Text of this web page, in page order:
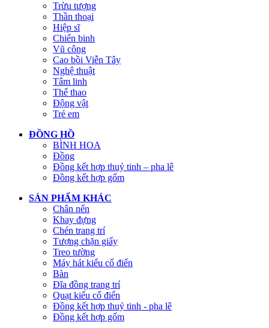
Trừu tượng
Thần thoại
Hiệp sĩ
Chiến binh
Vũ công
Cao bồi Viễn Tây
Nghệ thuật
Tâm linh
Thể thao
Động vật
Trẻ em
ĐỒNG HỒ
BÌNH HOA
Đồng
Đồng kết hợp thuỷ tinh – pha lê
Đồng kết hợp gốm
SẢN PHẨM KHÁC
Chân nến
Khay đựng
Chén trang trí
Tượng chặn giấy
Treo tường
Máy hát kiểu cổ điển
Bàn
Đĩa đồng trang trí
Quạt kiểu cổ điển
Đồng kết hợp thuỷ tinh - pha lê
Đồng kết hợp gốm